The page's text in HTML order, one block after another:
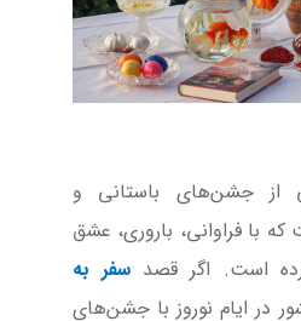
از جشن‌های باستانی و
با فراوانی، باروری، عشق
است. اگر قصد سفر به
در ایام نوروز با جشن‌های